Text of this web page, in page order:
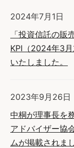
2024年7月1日
「投資信託の販
KPI（2024年3
いたしました。
2023年9月26日
中桐が理事長を
アドバイザー協
ムが掲載されま